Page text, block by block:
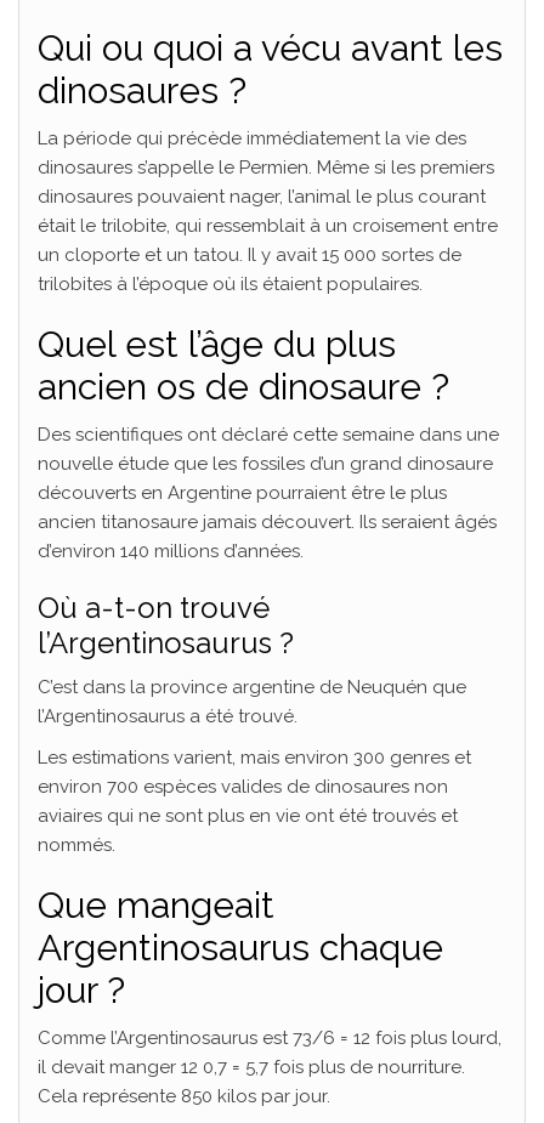
Qui ou quoi a vécu avant les
dinosaures ?
La période qui précède immédiatement la vie des
dinosaures s’appelle le Permien. Même si les premiers
dinosaures pouvaient nager, l’animal le plus courant
était le trilobite, qui ressemblait à un croisement entre
un cloporte et un tatou. Il y avait 15 000 sortes de
trilobites à l’époque où ils étaient populaires.
Quel est l’âge du plus
ancien os de dinosaure ?
Des scientifiques ont déclaré cette semaine dans une
nouvelle étude que les fossiles d’un grand dinosaure
découverts en Argentine pourraient être le plus
ancien titanosaure jamais découvert. Ils seraient âgés
d’environ 140 millions d’années.
Où a-t-on trouvé
l’Argentinosaurus ?
C’est dans la province argentine de Neuquén que
l’Argentinosaurus a été trouvé.
Les estimations varient, mais environ 300 genres et
environ 700 espèces valides de dinosaures non
aviaires qui ne sont plus en vie ont été trouvés et
nommés.
Que mangeait
Argentinosaurus chaque
jour ?
Comme l’Argentinosaurus est 73/6 = 12 fois plus lourd,
il devait manger 12 0,7 = 5,7 fois plus de nourriture.
Cela représente 850 kilos par jour.